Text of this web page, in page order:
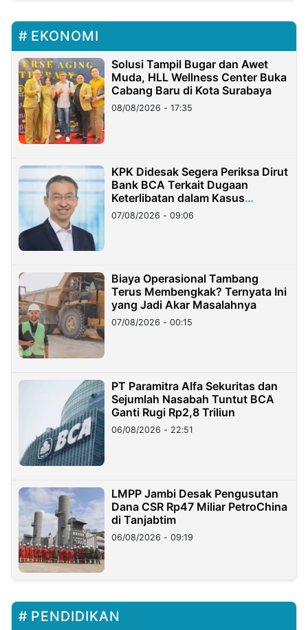
EKONOMI
Solusi Tampil Bugar dan Awet
Muda, HLL Wellness Center Buka
Cabang Baru di Kota Surabaya
08/08/2026 - 17:35
KPK Didesak Segera Periksa Dirut
Bank BCA Terkait Dugaan
Keterlibatan dalam Kasus
Hilangnya Dana Nasabah Rp2,58
Miliar
07/08/2026 - 09:06
Biaya Operasional Tambang
Terus Membengkak? Ternyata Ini
yang Jadi Akar Masalahnya
07/08/2026 - 00:15
PT Paramitra Alfa Sekuritas dan
Sejumlah Nasabah Tuntut BCA
Ganti Rugi Rp2,8 Triliun
06/08/2026 - 22:51
LMPP Jambi Desak Pengusutan
Dana CSR Rp47 Miliar PetroChina
di Tanjabtim
06/08/2026 - 09:19
PENDIDIKAN